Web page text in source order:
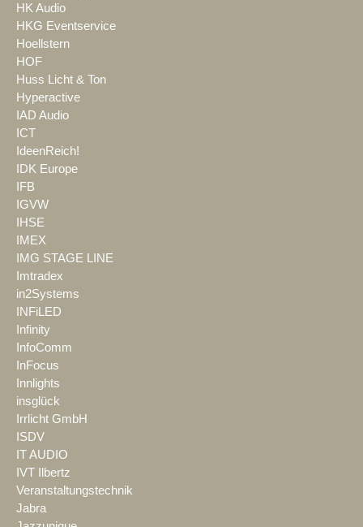
HK Audio
HKG Eventservice
Hoellstern
HOF
Huss Licht & Ton
Hyperactive
IAD Audio
ICT
IdeenReich!
IDK Europe
IFB
IGVW
IHSE
IMEX
IMG STAGE LINE
Imtradex
in2Systems
INFiLED
Infinity
InfoComm
InFocus
Innlights
insglück
Irrlicht GmbH
ISDV
IT AUDIO
IVT Ilbertz
Veranstaltungstechnik
Jabra